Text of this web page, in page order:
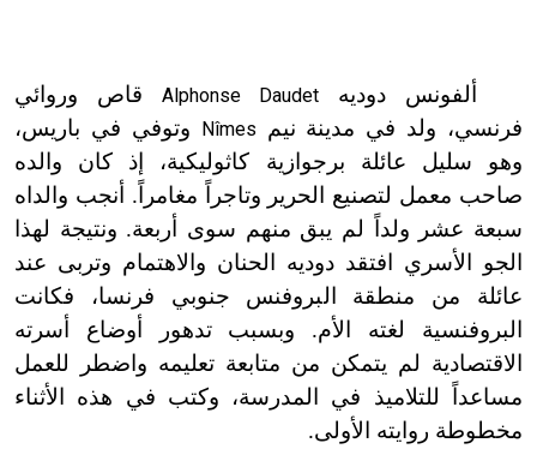
ألفونس دوديه Alphonse Daudetقاص وروائي
فرنسي، ولد في مدينة نيم Nîmes
وتوفي في باريس،
وهو سليل عائلة برجوازية كاثوليكية، إذ كان والده
صاحب معمل لتصنيع الحرير وتاجراً مغامراً. أنجب والداه
سبعة عشر ولداً لم يبق منهم سوى أربعة. ونتيجة لهذا
الجو الأسري افتقد دوديه الحنان والاهتمام وتربى عند
عائلة من منطقة البروفنس جنوبي فرنسا، فكانت
البروفنسية لغته الأم. وبسبب تدهور أوضاع أسرته
الاقتصادية لم يتمكن من متابعة تعليمه واضطر للعمل
مساعداً للتلاميذ في المدرسة، وكتب في هذه الأثناء
مخطوطة روايته الأولى.